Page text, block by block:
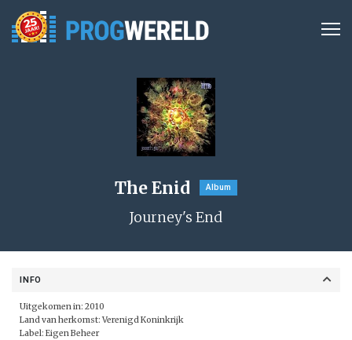
The Enid Album
Journey's End
INFO
Uitgekomen in: 2010
Land van herkomst: Verenigd Koninkrijk
Label: Eigen Beheer